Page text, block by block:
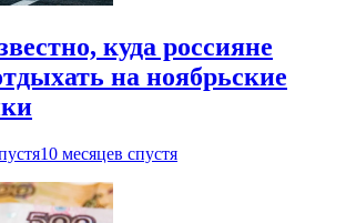
куда россияне
на ноябрьские
10 месяцев спустя